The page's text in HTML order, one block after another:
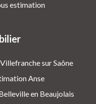
estimation
sur Saône
Anse
en Beaujolais